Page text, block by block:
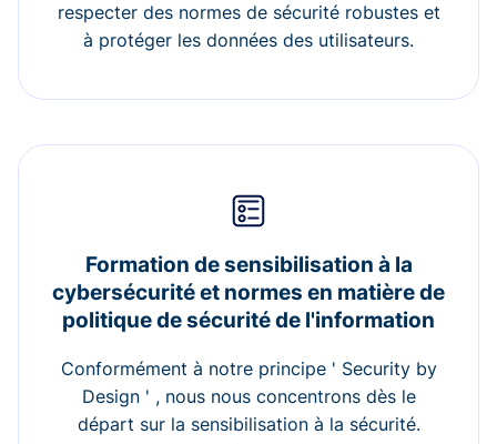
respecter des normes de sécurité robustes et
à protéger les données des utilisateurs.
Formation de sensibilisation à la
cybersécurité et normes en matière de
politique de sécurité de l'information
Conformément à notre principe ' Security by
Design ' , nous nous concentrons dès le
départ sur la sensibilisation à la sécurité.